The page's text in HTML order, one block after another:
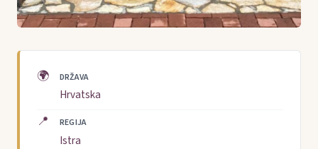
🌍 DRŽAVA
Hrvatska
📍 REGIJA
Istra